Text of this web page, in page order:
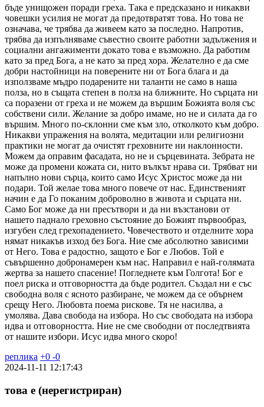
бъде унищожен поради греха. Така е предсказано и никакви
човешки усилия не могат да предотвратят това. Но това не
означава, че трябва да живеем като за последно. Напротив,
трябва да изпълняваме съвестно своите работни задължения и
социални ангажименти докато това е възможно. Да работим
като за пред Бога, а не като за пред хора. Желателно е да сме
добри настойници на поверените ни от Бога блага и да
използваме мъдро подарените ни таланти не само в наша
полза, но в същата степен в полза на ближните. Но сърцата ни
са поразени от греха и не можем да вършим Божията воля със
собствени сили. Желание за добро имаме, но не и силата да го
вършим. Много по-склонни сме към зло, отколкото към добро.
Никакви упражения на волята, медитации или религиозни
практики не могат да очистят греховните ни наклонности.
Можем да оправим фасадата, но не и сърцевината. Зебрата не
може да промени кожата си, нито вълкът нрава си. Трябват ни
напълно нови сърца, които само Исус Христос може да ни
подари. Той желае това много повече от нас. Единственият
начин е да Го поканим доброволно в живота и сърцата ни.
Само Бог може да ни пресътвори и да ни възстанови от
нашето паднало греховно състояние до Божият първообраз,
изгубен след грехопадението. Човечеството и отделните хора
нямат никакъв изход без Бога. Ние сме абсолютно зависими
от Него. Това е радостно, защото е Бог е Любов. Той е
съвършенно добронамерен към нас. Направил е най-голямата
жертва за нашето спасение! Погледнете към Голгота! Бог е
поел риска и отговорността да бъде родител. Създал ни е със
свободна воля с ясното разбиране, че можем да се обърнем
срещу Него. Любовта поема рискове. Тя не насилва, а
умолява. Дава свобода на избора. Но със свободата на избора
идва и отговорността. Ние не сме свободни от последтвията
от нашите избори. Исус идва много скоро!
реплика +0 -0
2024-11-11 12:17:43
това е (нерегистриран)